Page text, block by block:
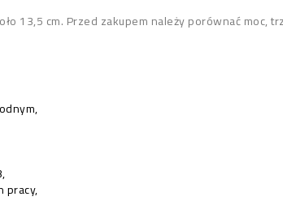
13,5 cm. Przed zakupem należy porównać moc,
pracy,